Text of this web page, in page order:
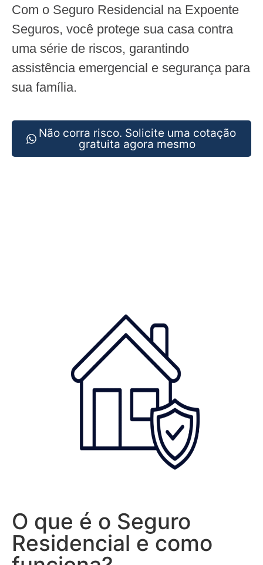
Com o Seguro Residencial na Expoente
Seguros, você protege sua casa contra
uma série de riscos, garantindo
assistência emergencial e segurança para
sua família.
Não corra risco. Solicite uma cotação
gratuita agora mesmo
O que é o Seguro
Residencial e como